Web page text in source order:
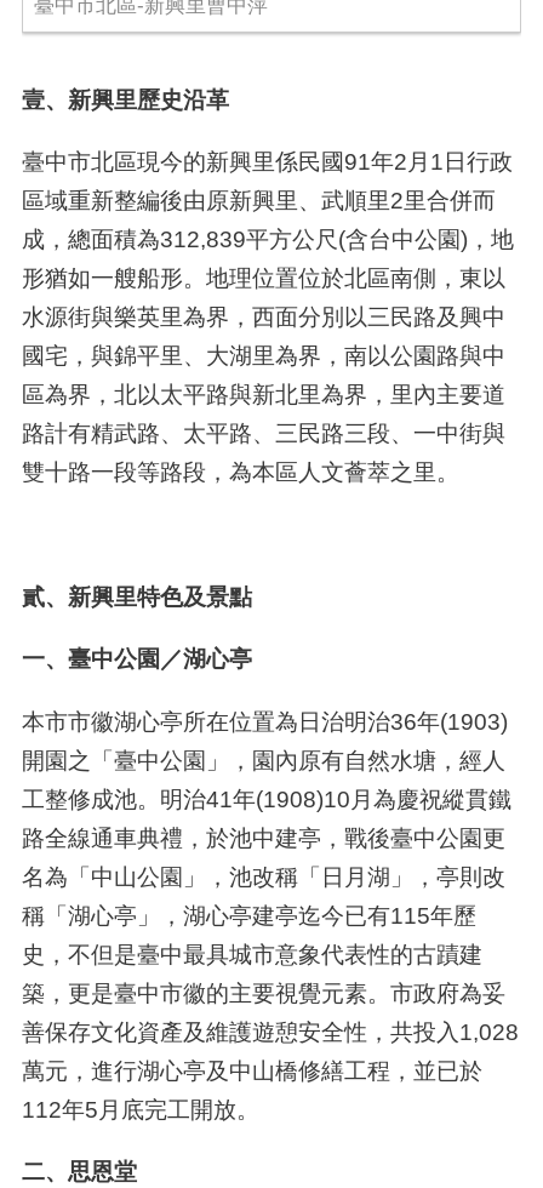
臺中市北區-新興里曹中萍
壹、新興里歷史沿革
臺中市北區現今的新興里係民國91年2月 1日行政
區域重新整編後由原新興里、武順里2里合併而
成，總面積為312,839平方公尺(含台中公園) ，地
形猶如一艘船形。地理位置位於北區南側，東以
水源街與樂英里為界，西面分別以三民路及興中
國宅，與錦平里、大湖里為界，南以公園路與中
區為界，北以太平路與新北里為界，里內主要道
路計有精武路、太平路、三民路三段、一中街與
雙十路一段等路段，為本區人文薈萃之里。
貳、新興里特色及景點
一、臺中公園／湖心亭
本市市徽湖心亭所在位置為日治明治36年(1903)
開園之「臺中公園」，園內原有自然水塘，經人
工整修成池。明治41年(1908)10月為慶祝縱貫鐵
路全線通車典禮，於池中建亭，戰後臺中公園更
名為「中山公園」，池改稱「日月湖」，亭則改
稱「湖心亭」，湖心亭建亭迄今已有115年歷
史，不但是臺中最具城市意象代表性的古蹟建
築，更是臺中市徽的主要視覺元素。市政府為妥
善保存文化資產及維護遊憩安全性，共投入1,028
萬元，進行湖心亭及中山橋修繕工程，並已於
112年5月底完工開放。
二、思恩堂